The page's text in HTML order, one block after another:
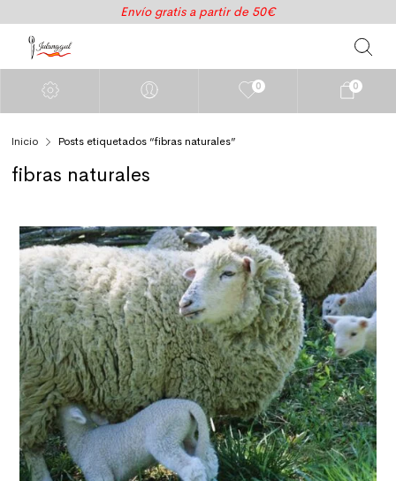
Envío gratis a partir de 50€
0 0
Inicio Posts etiquetados “fibras naturales”
fibras naturales